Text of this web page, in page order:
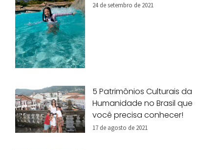
24 de setembro de 2021
5 Patrimônios Culturais da
Humanidade no Brasil que
você precisa conhecer!
17 de agosto de 2021